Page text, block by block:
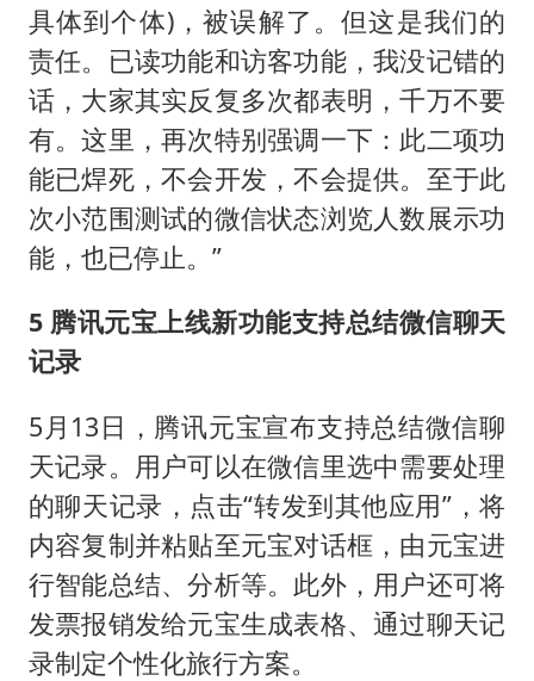
具体到个体)，被误解了。但这是我们的
责任。已读功能和访客功能，我没记错的
话，大家其实反复多次都表明，千万不要
有。这里，再次特别强调一下：此二项功
能已焊死，不会开发，不会提供。至于此
次小范围测试的微信状态浏览人数展示功
能，也已停止。”
5 腾讯元宝上线新功能支持总结微信聊天
记录
5月13日，腾讯元宝宣布支持总结微信聊
天记录。用户可以在微信里选中需要处理
的聊天记录，点击“转发到其他应用”，将
内容复制并粘贴至元宝对话框，由元宝进
行智能总结、分析等。此外，用户还可将
发票报销发给元宝生成表格、通过聊天记
录制定个性化旅行方案。